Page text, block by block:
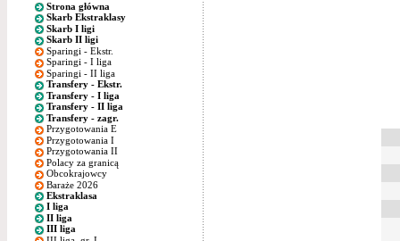
Strona główna
Skarb Ekstraklasy
Skarb I ligi
Skarb II ligi
Sparingi - Ekstr.
Sparingi - I liga
Sparingi - II liga
Transfery - Ekstr.
Transfery - I liga
Transfery - II liga
Transfery - zagr.
Przygotowania E
Przygotowania I
Przygotowania II
Polacy za granicą
Obcokrajowcy
Baraże 2026
Ekstraklasa
I liga
II liga
III liga